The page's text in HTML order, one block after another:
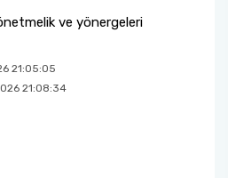
ve yönergeleri
21:05:05
21:08:34